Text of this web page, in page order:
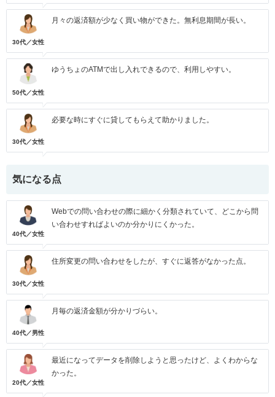
30代／女性
月々の返済額が少なく買い物ができた。無利息期間が長い。
50代／女性
ゆうちょのATMで出し入れできるので、利用しやすい。
30代／女性
必要な時にすぐに貸してもらえて助かりました。
気になる点
40代／女性
Webでの問い合わせの際に細かく分類されていて、どこから問
い合わせすればよいのか分かりにくかった。
30代／女性
住所変更の問い合わせをしたが、すぐに返答がなかった点。
40代／男性
月毎の返済金額が分かりづらい。
20代／女性
最近になってデータを削除しようと思ったけど、よくわからな
かった。